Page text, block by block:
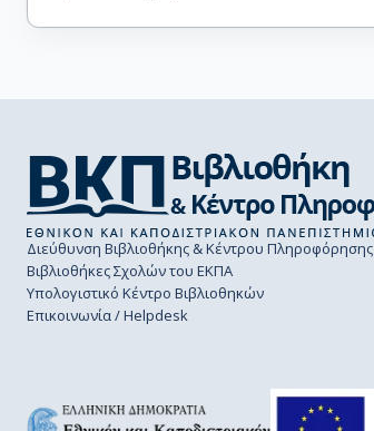
Διεύθυνση Βιβλιοθήκης & Κέντρου Πληροφόρησης
Βιβλιοθήκες Σχολών του ΕΚΠΑ
Υπολογιστικό Κέντρο Βιβλιοθηκών
Επικοινωνία / Helpdesk